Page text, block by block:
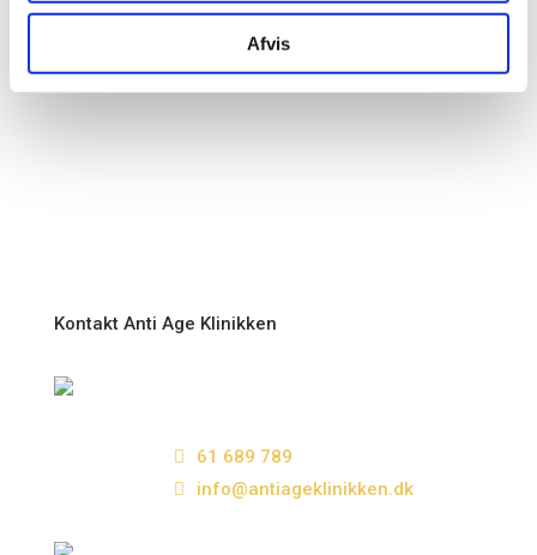
Afvis
 Alexia:22 20 19 23
 Email:info@antiageklinikken.dk
Kontakt Anti Age Klinikken
61 689 789
info@antiageklinikken.dk